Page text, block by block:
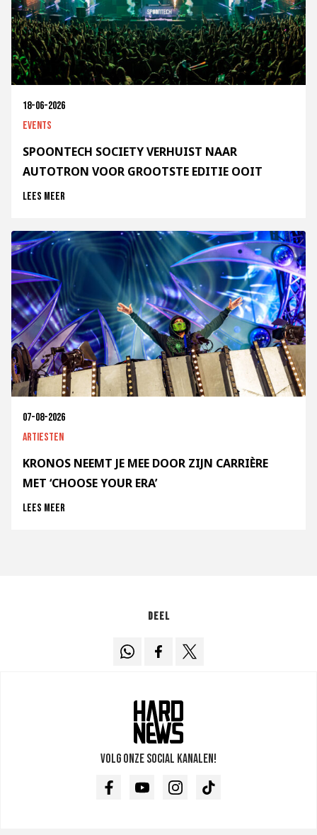
18-06-2026
Events
SPOONTECH SOCIETY VERHUIST NAAR
AUTOTRON VOOR GROOTSTE EDITIE OOIT
Lees meer
07-08-2026
Artiesten
KRONOS NEEMT JE MEE DOOR ZIJN CARRIÈRE
MET ‘CHOOSE YOUR ERA’
Lees meer
Deel
Volg onze social kanalen!
FacebookYoutubeInstagramTikTok